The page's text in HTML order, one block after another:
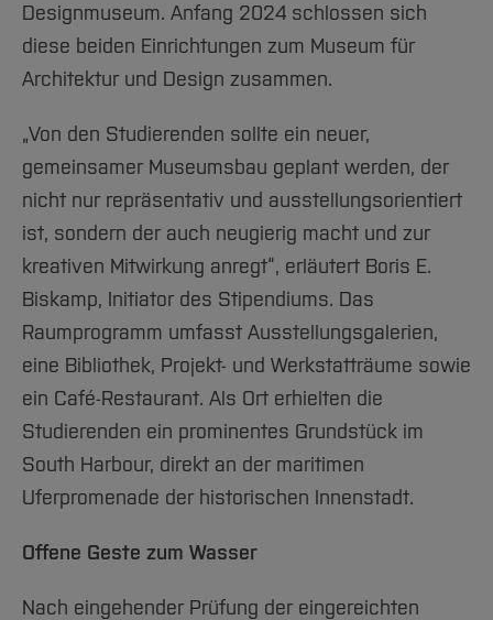
Designmuseum. Anfang 2024 schlossen sich
diese beiden Einrichtungen zum Museum für
Architektur und Design zusammen.
„Von den Studierenden sollte ein neuer,
gemeinsamer Museumsbau geplant werden, der
nicht nur repräsentativ und ausstellungsorientiert
ist, sondern der auch neugierig macht und zur
kreativen Mitwirkung anregt“, erläutert Boris E.
Biskamp, Initiator des Stipendiums. Das
Raumprogramm umfasst Ausstellungsgalerien,
eine Bibliothek, Projekt- und Werkstatträume sowie
ein Café-Restaurant. Als Ort erhielten die
Studierenden ein prominentes Grundstück im
South Harbour, direkt an der maritimen
Uferpromenade der historischen Innenstadt.
Offene Geste zum Wasser
Nach eingehender Prüfung der eingereichten